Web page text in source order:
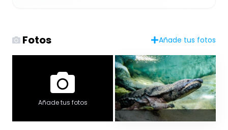
Fotos Añade tus fotos
Añade tus fotos